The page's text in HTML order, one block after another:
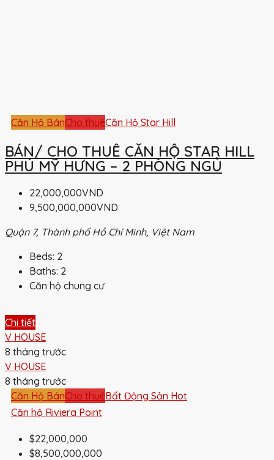
Căn Hộ BánCho thuêCăn Hộ Star Hill
BÁN/ CHO THUÊ CĂN HỘ STAR HILL
PHÚ MỸ HƯNG – 2 PHÒNG NGỦ
22,000,000VND
9,500,000,000VND
Quận 7, Thành phố Hồ Chí Minh, Việt Nam
Beds: 2
Baths: 2
Căn hộ chung cư
Chi tiết
V HOUSE
8 tháng trước
V HOUSE
8 tháng trước
Căn Hộ BánCho thuêBất Động Sản Hot
Căn hộ Riviera Point
$22,000,000
$8,500,000,000